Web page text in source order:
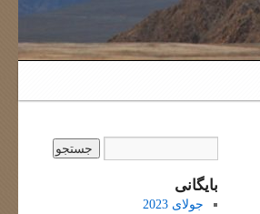
بایگانی
جولای 2023